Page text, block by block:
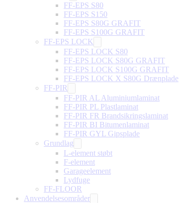
FF-EPS S80
FF-EPS S150
FF-EPS S80G GRAFIT
FF-EPS S100G GRAFIT
FF-EPS LOCK
FF-EPS LOCK S80
FF-EPS LOCK S80G GRAFIT
FF-EPS LOCK S100G GRAFIT
FF-EPS LOCK X S80G Drænplade
FF-PIR
FF-PIR AL Aluminiumlaminat
FF-PIR PL Plastlaminat
FF-PIR FR Brandsikringslaminat
FF-PIR BI Bitumenlaminat
FF-PIR GYL Gipsplade
Grundlag
L-element støbt
F-element
Garageelement
Lydfuge
FF-FLOOR
Anvendelsesområder